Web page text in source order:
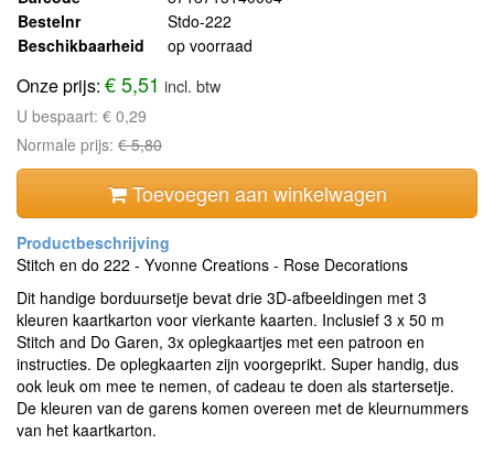
Bestelnr
Stdo-222
Beschikbaarheid
op voorraad
Onze prijs: € 5,51 incl. btw
U bespaart: € 0,29
Normale prijs: € 5,80
Toevoegen aan winkelwagen
Stitch en do 222 - Yvonne Creations - Rose Decorations
Dit handige borduursetje bevat drie 3D-afbeeldingen met 3
kleuren kaartkarton voor vierkante kaarten. Inclusief 3 x 50 m
Stitch and Do Garen, 3x oplegkaartjes met een patroon en
instructies. De oplegkaarten zijn voorgeprikt. Super handig, dus
ook leuk om mee te nemen, of cadeau te doen als startersetje.
De kleuren van de garens komen overeen met de kleurnummers
van het kaartkarton.